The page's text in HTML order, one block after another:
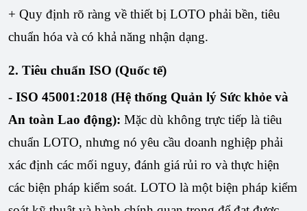
+ Quy định rõ ràng về thiết bị LOTO phải bền, tiêu
chuẩn hóa và có khả năng nhận dạng.
2. Tiêu chuẩn ISO (Quốc tế)
- ISO 45001:2018 (Hệ thống Quản lý Sức khỏe và
An toàn Lao động): Mặc dù không trực tiếp là tiêu
chuẩn LOTO, nhưng nó yêu cầu doanh nghiệp phải
xác định các mối nguy, đánh giá rủi ro và thực hiện
các biện pháp kiểm soát. LOTO là một biện pháp kiểm